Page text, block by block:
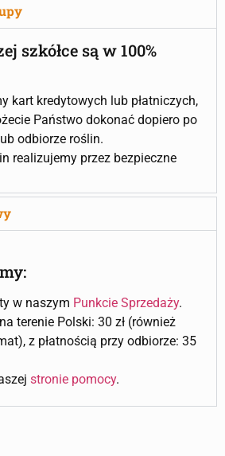
szkółce są w 100%
kart kredytowych lub płatniczych,
Państwo dokonać dopiero po
odbiorze roślin.
realizujemy przez bezpieczne
w naszym Punkcie Sprzedaży.
terenie Polski: 30 zł (również
z płatnością przy odbiorze: 35
stronie pomocy.